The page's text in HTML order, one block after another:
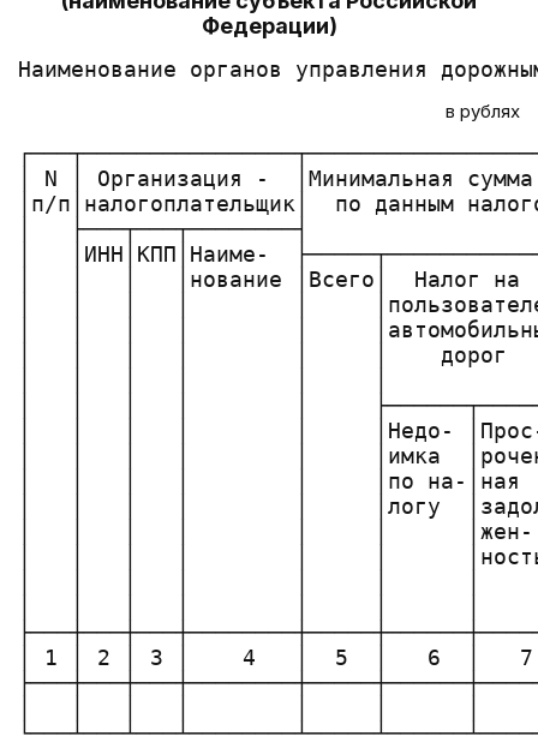
Федерации)
в рублях
│ N │ Организация -  │Минимальная
│п/п│налогоплательщик│  по данным
│   ├───┬───┬────────┤
│   │ИНН│КПП│Наиме-
│   │   │   │нование │Всего│  Налог
│   │   │   │        │
│   │   │   │        │
│   │   │   │        │     │    дорог    │
│   │   │   │        │
│   │   │   │        │     │Недо- │Прос-
│   │   │   │        │     │имка  │рочен-
│   │   │   │        │     │по на-│ная
│   │   │   │        │     │логу  │задол-
│   │   │   │        │     │      │жен-
│   │   │   │        │     │      │ность
│ 1 │ 2 │ 3 │    4   │  5  │   6  │